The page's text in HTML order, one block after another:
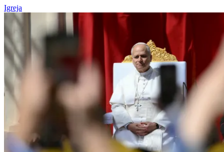
Igreja